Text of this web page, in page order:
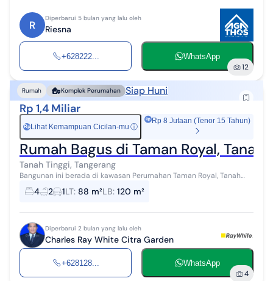
R
Diperbarui 5 bulan yang lalu oleh
Riesna
+628222... WhatsApp
12
Rumah Komplek Perumahan Siap Huni
Rp 1,4 Miliar
Rp Lihat Kemampuan Cicilan-mu ⓘ
Rp 8 Jutaan (Tenor 15 Tahun)
Rumah Bagus di Taman Royal,
Tanah Tinggi, Tangerang
Bangunan ini berada di kawasan Perumahan Taman Royal, Tanah
Tinggi, Tangerang. Rumah bagus, siap huni, terawat, lingkungan
aman dan nyaman. Ba...
4 2 1LT: 88 m²LB: 120 m²
Diperbarui 2 bulan yang lalu oleh
Charles Ray White Citra Garden
+628128... WhatsApp
4